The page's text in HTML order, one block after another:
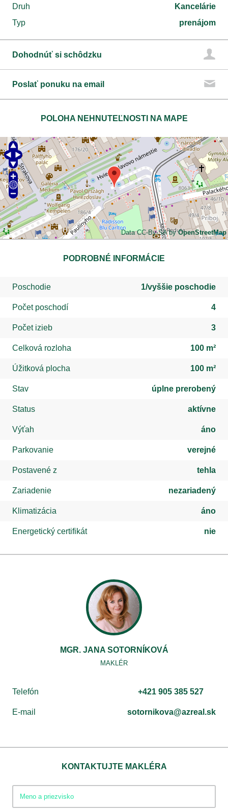
Druh
Kancelárie
Typ
prenájom
Dohodnúť si schôdzku
Poslať ponuku na email
POLOHA NEHNUTEĽNOSTI NA MAPE
Data CC-By-SA byOpenStreetMap
PODROBNÉ INFORMÁCIE
Poschodie 1/vyššie poschodie
Počet poschodí 4
Počet izieb 3
Celková rozloha 100 m²
Úžitková plocha 100 m²
Stav úplne prerobený
Status aktívne
Výťah áno
Parkovanie verejné
Postavené z tehla
Zariadenie nezariadený
Klimatizácia áno
Energetický certifikát nie
MGR. JANA SOTORNÍKOVÁ
MAKLÉR
Telefón +421 905 385 527
E-mail sotornikova@azreal.sk
KONTAKTUJTE MAKLÉRA